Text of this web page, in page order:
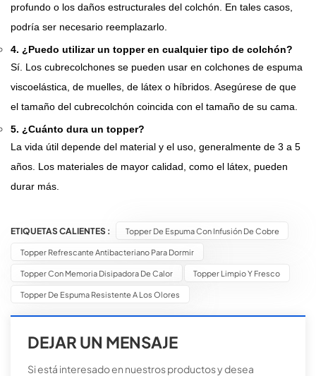
profundo o los daños estructurales del colchón. En tales casos,
podría ser necesario reemplazarlo.
4. ¿Puedo utilizar un topper en cualquier tipo de colchón?
Sí. Los cubrecolchones se pueden usar en colchones de espuma
viscoelástica, de muelles, de látex o híbridos. Asegúrese de que
el tamaño del cubrecolchón coincida con el tamaño de su cama.
5. ¿Cuánto dura un topper?
La vida útil depende del material y el uso, generalmente de 3 a 5
años. Los materiales de mayor calidad, como el látex, pueden
durar más.
ETIQUETAS CALIENTES : Topper De Espuma Con Infusión De Cobre
Topper Refrescante Antibacteriano Para Dormir
Topper Con Memoria Disipadora De Calor Topper Limpio Y Fresco
Topper De Espuma Resistente A Los Olores
DEJAR UN MENSAJE
Si está interesado en nuestros productos y desea